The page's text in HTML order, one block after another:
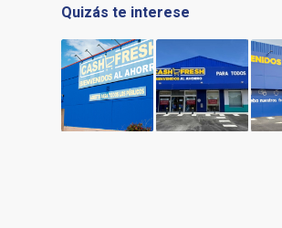
Quizás te interese